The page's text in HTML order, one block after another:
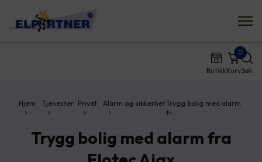
ButikkKurv
0
Søk
Hjem Tjenester Privat Alarm og sikkerhetTrygg bolig med alarm
fr…
Trygg bolig med alarm fra